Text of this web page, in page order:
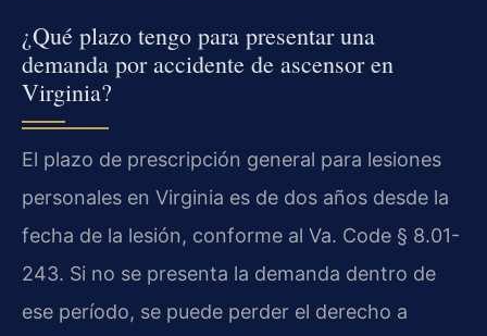
¿Qué plazo tengo para presentar una
demanda por accidente de ascensor en
Virginia?
El plazo de prescripción general para lesiones
personales en Virginia es de dos años desde la
fecha de la lesión, conforme al Va. Code § 8.01-
243. Si no se presenta la demanda dentro de
ese período, se puede perder el derecho a